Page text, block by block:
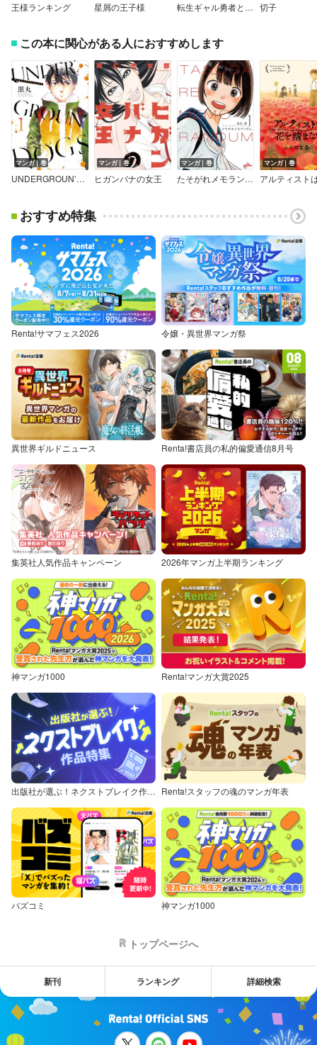
王様ランキング 星屑の王子様 転生ギャル勇者と囚われの姫～モラハラ義実家を攻略せよ～ 切子
この本に関心がある人におすすめします
マンガ｜巻
UNDERGROUN’DOGS
マンガ｜巻
ヒガンバナの女王
マンガ｜巻
たそがれメモランダム
マンガ｜巻
おすすめ特集
Renta!サマフェス2026 令嬢・異世界マンガ祭
異世界ギルドニュース Renta!書店員の私的偏愛通信8月号
集英社人気作品キャンペーン 2026年マンガ上半期ランキング
神マンガ1000 Renta!マンガ大賞2025
出版社が選ぶ！ネクストブレイク作品特集 Renta!スタッフの魂のマンガ年表
バズコミ 神マンガ1000
トップページへ
新刊 ランキング 詳細検索